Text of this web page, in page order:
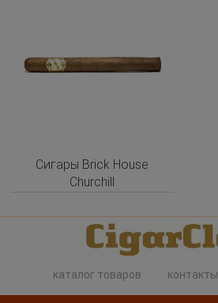
Сигары Brick House
Churchill
каталог товаров контакты